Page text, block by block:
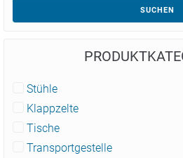
SUCHEN
Stühle
Klappzelte
Tische
Transportgestelle